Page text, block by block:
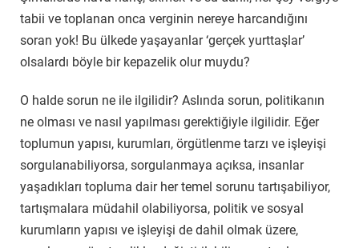
tabii ve toplanan onca verginin nereye harcandığını
soran yok! Bu ülkede yaşayanlar ‘gerçek yurttaşlar’
olsalardı böyle bir kepazelik olur muydu?
O halde sorun ne ile ilgilidir? Aslında sorun, politikanın
ne olması ve nasıl yapılması gerektiğiyle ilgilidir. Eğer
toplumun yapısı, kurumları, örgütlenme tarzı ve işleyişi
sorgulanabiliyorsa, sorgulanmaya açıksa, insanlar
yaşadıkları topluma dair her temel sorunu tartışabiliyor,
tartışmalara müdahil olabiliyorsa, politik ve sosyal
kurumların yapısı ve işleyişi de dahil olmak üzere,